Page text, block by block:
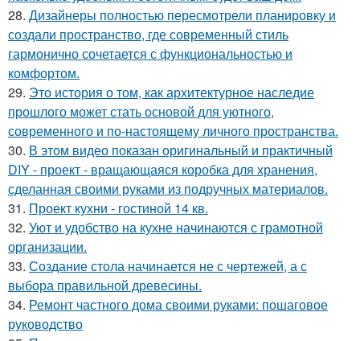
28. Дизайнеры полностью пересмотрели планировку и
создали пространство, где современный стиль
гармонично сочетается с функциональностью и
комфортом.
29. Это история о том, как архитектурное наследие
прошлого может стать основой для уютного,
современного и по-настоящему личного пространства.
30. В этом видео показан оригинальный и практичный
DIY - проект - вращающаяся коробка для хранения,
сделанная своими руками из подручных материалов.
31. Проект кухни - гостиной 14 кв.
32. Уют и удобство на кухне начинаются с грамотной
организации.
33. Создание стола начинается не с чертежей, а с
выбора правильной древесины.
34. Ремонт частного дома своими руками: пошаговое
руководство